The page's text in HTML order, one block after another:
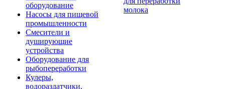
оборудование
Насосы для пищевой
промышленности
Смесители и
душирующие
устройства
Оборудование для
рыбопереработки
Кулеры,
водораздатчики,
молока